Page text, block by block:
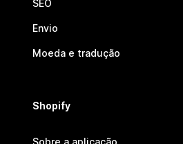
SEO
Envio
Moeda e tradução
Shopify
Sobre a aplicação